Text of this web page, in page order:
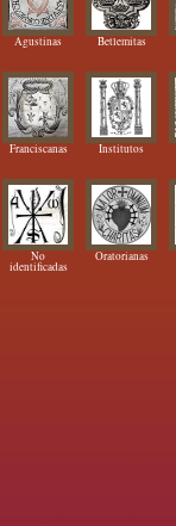
Agustinas Betlemitas
Franciscanas Institutos
No
identificadas
Oratorianas